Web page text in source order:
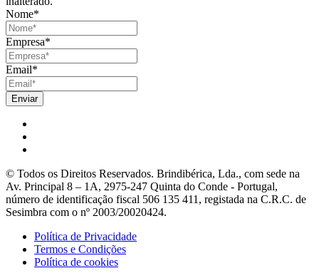
Nome*
Empresa*
Email*
© Todos os Direitos Reservados. Brindibérica, Lda., com sede na
Av. Principal 8 – 1A, 2975-247 Quinta do Conde - Portugal,
número de identificação fiscal 506 135 411, registada na C.R.C. de
Sesimbra com o nº 2003/20020424.
Política de Privacidade
Termos e Condições
Política de cookies